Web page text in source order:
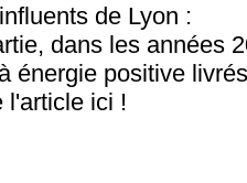
de Lyon :
dans les années
énergie positive
l'article ici !